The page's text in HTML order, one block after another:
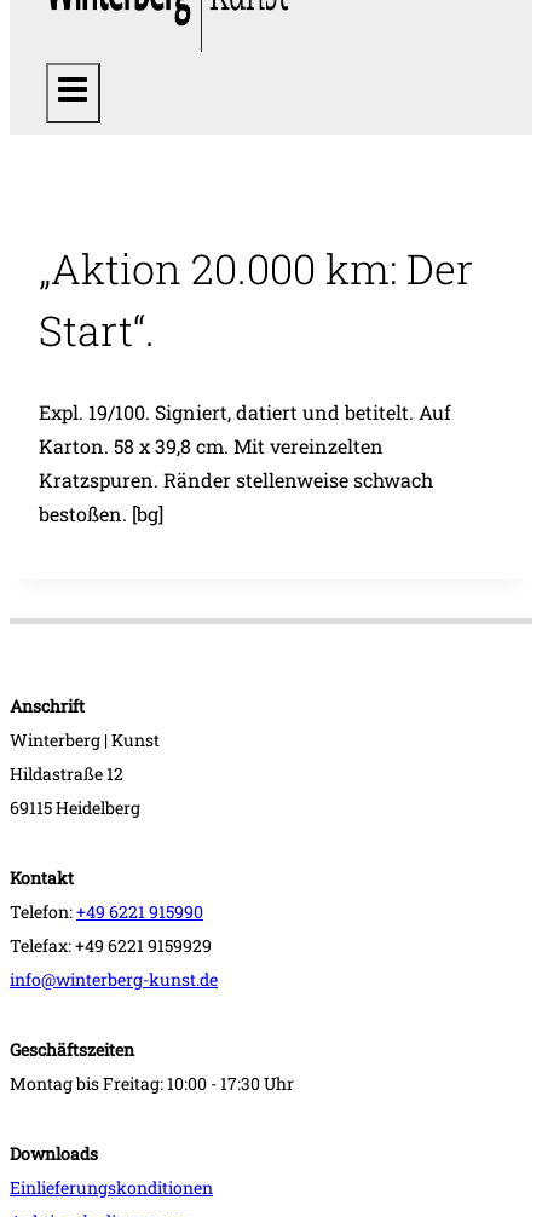
„Aktion 20.000 km: Der
Start“.
Expl. 19/100. Signiert, datiert und betitelt. Auf
Karton. 58 x 39,8 cm. Mit vereinzelten
Kratzspuren. Ränder stellenweise schwach
bestoßen. [bg]
Anschrift
Winterberg | Kunst
Hildastraße 12
69115 Heidelberg
Kontakt
Telefon:+49 6221 915990
Telefax: +49 6221 9159929
info@winterberg-kunst.de
Geschäftszeiten
Montag bis Freitag: 10:00 - 17:30 Uhr
Downloads
Einlieferungskonditionen